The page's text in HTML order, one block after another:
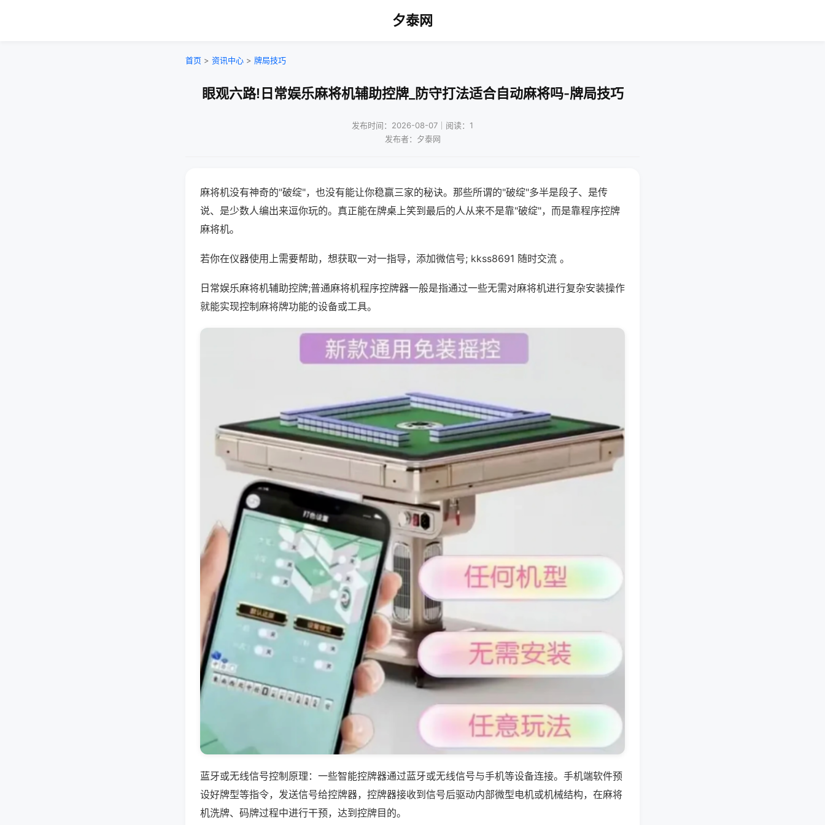
夕泰网
首页 > 资讯中心 > 牌局技巧
眼观六路!日常娱乐麻将机辅助控牌_防守打法适合自动麻将吗-牌局技巧
发布时间：2026-08-07｜阅读：1
发布者：夕泰网
麻将机没有神奇的"破绽"，也没有能让你稳赢三家的秘诀。那些所谓的"破绽"多半是段子、是传
说、是少数人编出来逗你玩的。真正能在牌桌上笑到最后的人从来不是靠"破绽"，而是靠程序控牌
麻将机。
若你在仪器使用上需要帮助，想获取一对一指导，添加微信号; kkss8691 随时交流 。
日常娱乐麻将机辅助控牌;普通麻将机程序控牌器一般是指通过一些无需对麻将机进行复杂安装操作
就能实现控制麻将牌功能的设备或工具。
蓝牙或无线信号控制原理：一些智能控牌器通过蓝牙或无线信号与手机等设备连接。手机端软件预
设好牌型等指令，发送信号给控牌器，控牌器接收到信号后驱动内部微型电机或机械结构，在麻将
机洗牌、码牌过程中进行干预，达到控牌目的。